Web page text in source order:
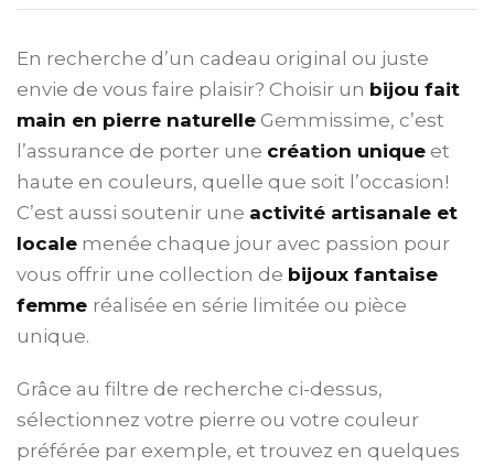
En recherche d’un cadeau original ou juste
envie de vous faire plaisir? Choisir un bijou fait
main en pierre naturelle Gemmissime, c’est
l’assurance de porter une création unique et
haute en couleurs, quelle que soit l’occasion!
C’est aussi soutenir une activité artisanale et
locale menée chaque jour avec passion pour
vous offrir une collection de bijoux fantaise
femme réalisée en série limitée ou pièce
unique.
Grâce au filtre de recherche ci-dessus,
sélectionnez votre pierre ou votre couleur
préférée par exemple, et trouvez en quelques